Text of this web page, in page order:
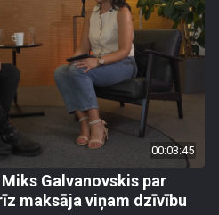
00:03:45
Galvanovskis par
maksāja viņam dzīvību